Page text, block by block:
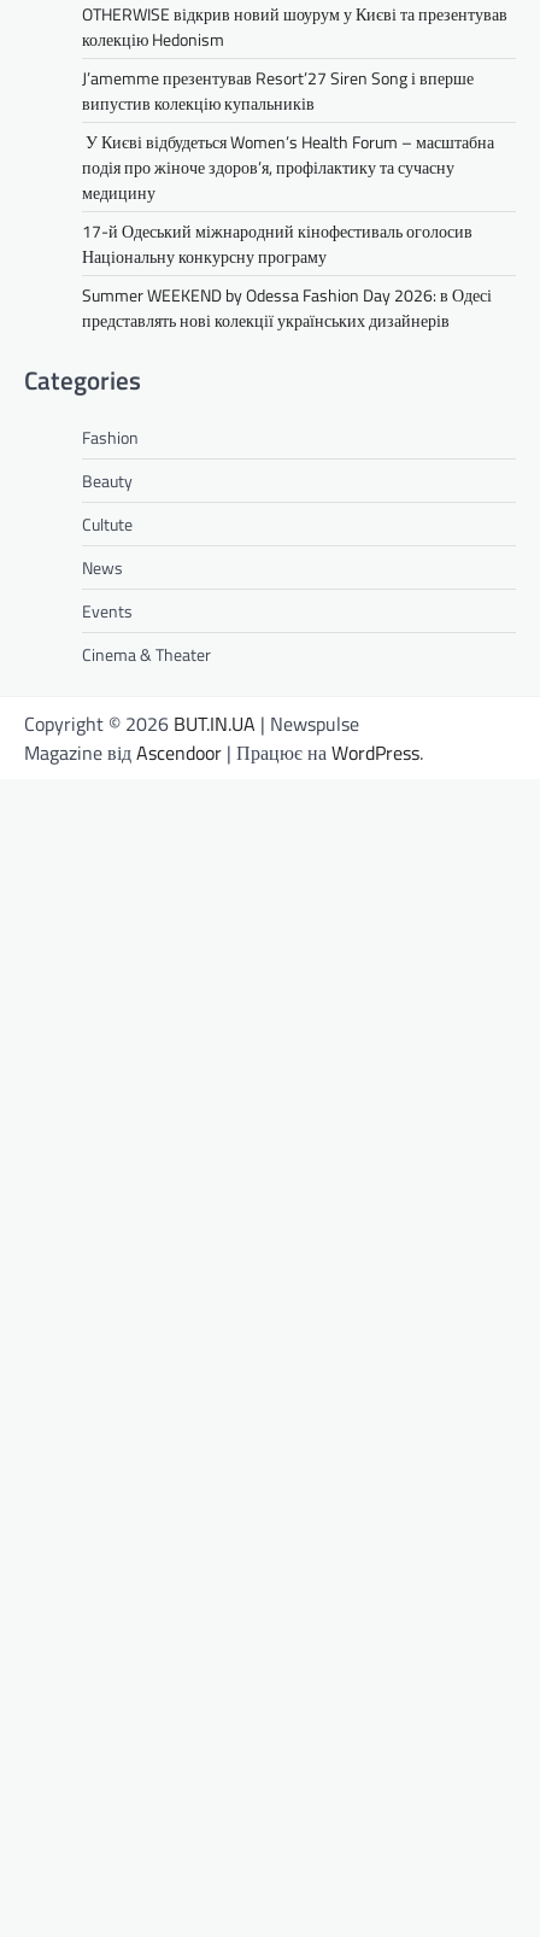
OTHERWISE відкрив новий шоурум у Києві та презентував
колекцію Hedonism
J’amemme презентував Resort’27 Siren Song і вперше
випустив колекцію купальників
У Києві відбудеться Women’s Health Forum – масштабна
подія про жіноче здоров’я, профілактику та сучасну
медицину
17-й Одеський міжнародний кінофестиваль оголосив
Національну конкурсну програму
Summer WEEKEND by Odessa Fashion Day 2026: в Одесі
представлять нові колекції українських дизайнерів
Categories
Fashion
Beauty
Cultute
News
Events
Cinema & Theater
Copyright © 2026 BUT.IN.UA | Newspulse
Magazine відAscendoor | Працює наWordPress.